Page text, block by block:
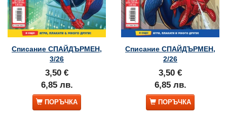
Списание СПАЙДЪРМЕН,
3/26
3,50 €
6,85 лв.
ПОРЪЧКА
Списание СПАЙДЪРМЕН,
2/26
3,50 €
6,85 лв.
ПОРЪЧКА